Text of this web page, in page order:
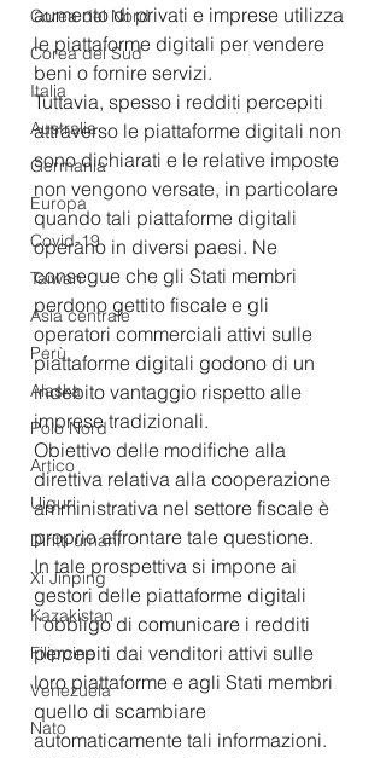
Corea del Nord
Corea del Sud
Italia
Australia
Germania
Europa
Covid-19
Taiwan
Asia centrale
Perù
Alaska
Polo Nord
Artico
Uiguri
Diritti umani
Xi Jinping
Kazakistan
Filippine
Venezuela
Nato
aumento di privati e imprese utilizza
le piattaforme digitali per vendere
beni o fornire servizi.
Tuttavia, spesso i redditi percepiti
attraverso le piattaforme digitali non
sono dichiarati e le relative imposte
non vengono versate, in particolare
quando tali piattaforme digitali
operano in diversi paesi. Ne
consegue che gli Stati membri
perdono gettito fiscale e gli
operatori commerciali attivi sulle
piattaforme digitali godono di un
indebito vantaggio rispetto alle
imprese tradizionali.
Obiettivo delle modifiche alla
direttiva relativa alla cooperazione
amministrativa nel settore fiscale è
proprio affrontare tale questione.
In tale prospettiva si impone ai
gestori delle piattaforme digitali
l'obbligo di comunicare i redditi
percepiti dai venditori attivi sulle
loro piattaforme e agli Stati membri
quello di scambiare
automaticamente tali informazioni.